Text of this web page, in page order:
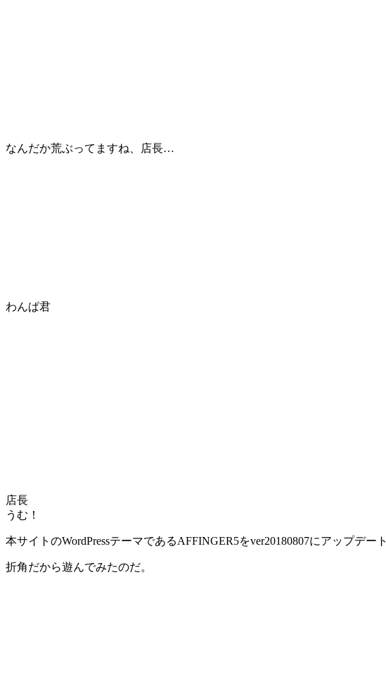
なんだか荒ぶってますね、店長…
わんぱ君
店長
うむ！
本サイトのWordPressテーマであるAFFINGER5をver20180807にアップデート
折角だから遊んでみたのだ。